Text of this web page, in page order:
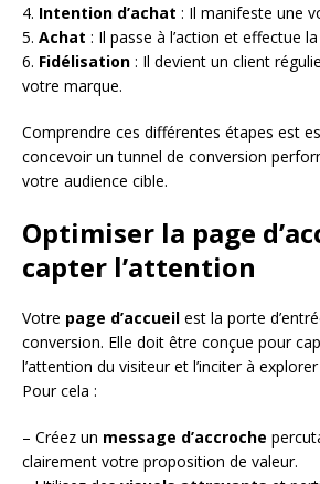
4. Intention d’achat : Il manifeste une
5. Achat : Il passe à l’action et effectue
6. Fidélisation : Il devient un client
votre marque.
Comprendre ces différentes étapes est
concevoir un tunnel de conversion
votre audience cible.
Optimiser la page
capter l’attention
Votre page d’accueil est la porte
conversion. Elle doit être conçue pour
l’attention du visiteur et l’inciter à
Pour cela :
– Créez un message d’accroche
clairement votre proposition de valeur.